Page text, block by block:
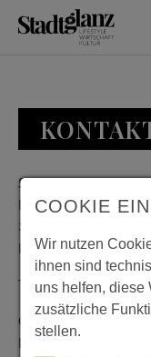
Stadtglanz /
Bankplatz 8
38100 Braunschweig
Deutschland
Telefon: 0531
Geschäftszeiten:
Freitag 08:00 bis
COOKIE
Wir nutzen
ihnen sind
uns helfen, diese
zusätzliche
stellen.